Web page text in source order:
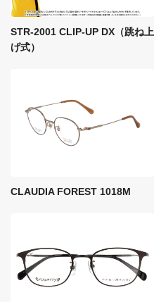
STR-2001 CLIP-UP DX（跳ね上
げ式）
CLAUDIA FOREST 1018M